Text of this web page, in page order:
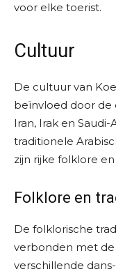
voor elke toerist.
Cultuur
De cultuur van
beïnvloed door de
Iran, Irak en
traditionele
zijn rijke folklore
Folklore en
De folklorische
verbonden met
verschillende